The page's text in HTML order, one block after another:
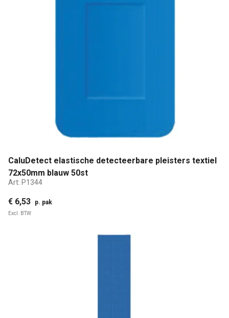
CaluDetect elastische detecteerbare pleisters textiel
72x50mm blauw 50st
Art: P1344
€ 6,53 p. pak
Excl. BTW